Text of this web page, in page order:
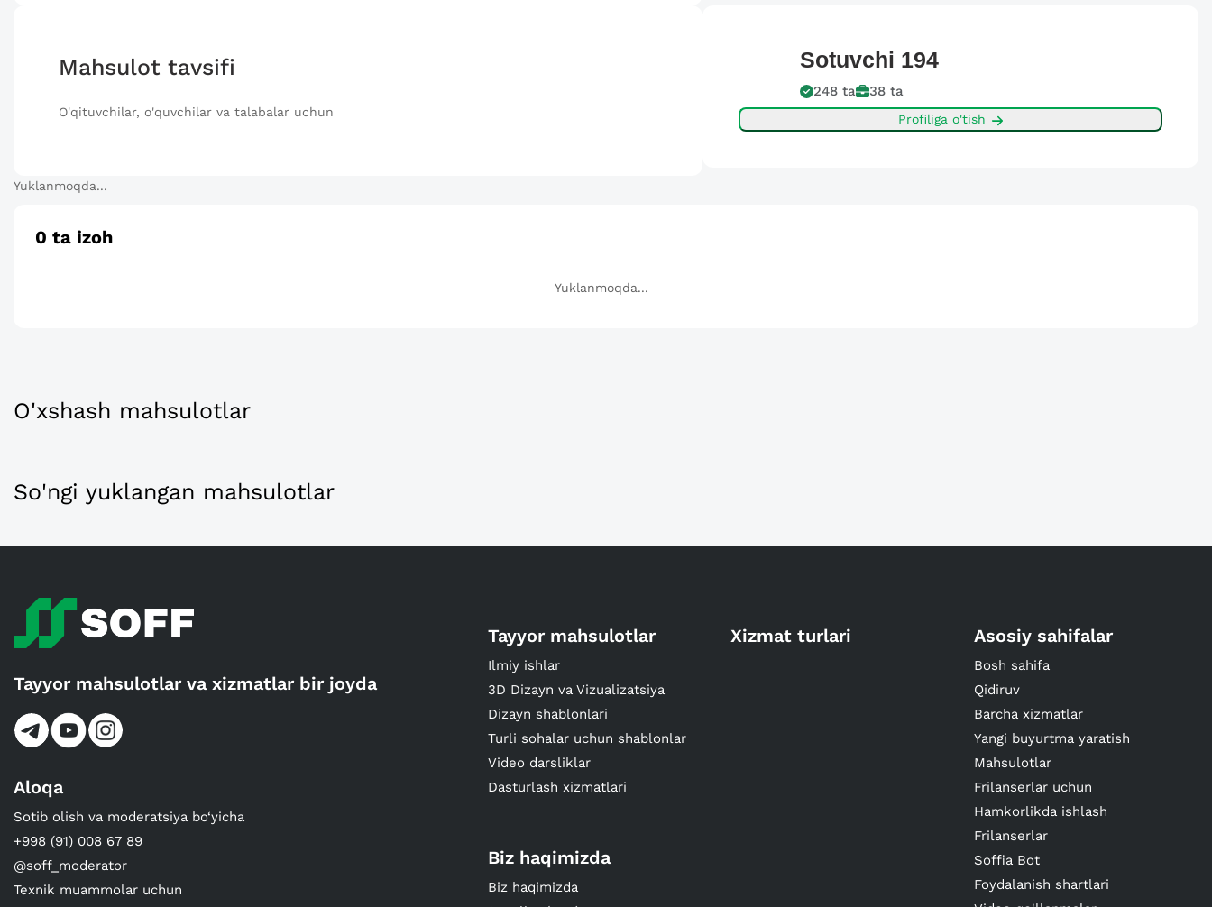
Mahsulot tavsifi
O'qituvchilar, o'quvchilar va talabalar uchun
Sotuvchi 194
248 ta 38 ta
Profiliga o'tish
Yuklanmoqda...
0 ta izoh
Yuklanmoqda...
O'xshash mahsulotlar
So'ngi yuklangan mahsulotlar
Tayyor mahsulotlar va xizmatlar bir joyda
Aloqa
Sotib olish va moderatsiya bo‘yicha
+998 (91) 008 67 89
@soff_moderator
Texnik muammolar uchun
Tayyor mahsulotlar
Ilmiy ishlar
3D Dizayn va Vizualizatsiya
Dizayn shablonlari
Turli sohalar uchun shablonlar
Video darsliklar
Dasturlash xizmatlari
Xizmat turlari Asosiy sahifalar
Bosh sahifa
Qidiruv
Barcha xizmatlar
Yangi buyurtma yaratish
Mahsulotlar
Frilanserlar uchun
Hamkorlikda ishlash
Frilanserlar
Soffia Bot
Foydalanish shartlari
Biz haqimizda
Biz haqimizda